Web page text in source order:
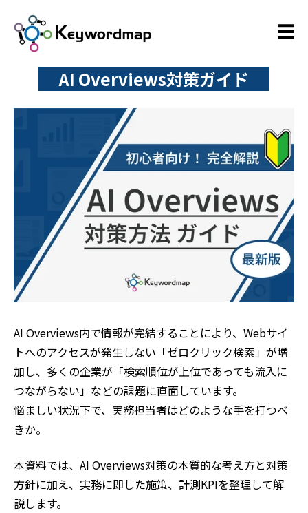
AI Overviews対策ガイド
AI Overviews内で情報が完結することにより、Webサイ
トへのアクセスが発生しない「ゼロクリック検索」が増
加し、多くの企業が「検索順位が上位であっても流入に
つながらない」などの課題に直面しています。
悩ましい状況下で、実務担当者はどのような手を打つべ
きか。
本資料では、AI Overviews対策の本質的な考え方と対策
方針に加え、実務に即した施策、計測KPIを整理して解
説します。